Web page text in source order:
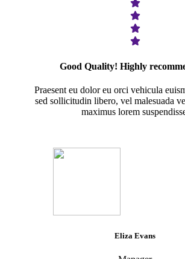
Good Quality! Highly
Praesent eu dolor eu orci vehicula
sed sollicitudin libero, vel malesuada
maximus lorem
Eliza Evans